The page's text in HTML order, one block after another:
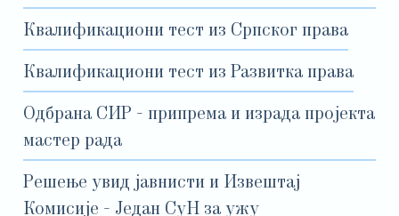
Квалификациони тест из Српског права
Квалификациони тест из Развитка права
Одбрана СИР - припрема и израда пројекта
мастер рада
Решење увид јавнисти и Извештај
Комисије - Један СуН за ужу